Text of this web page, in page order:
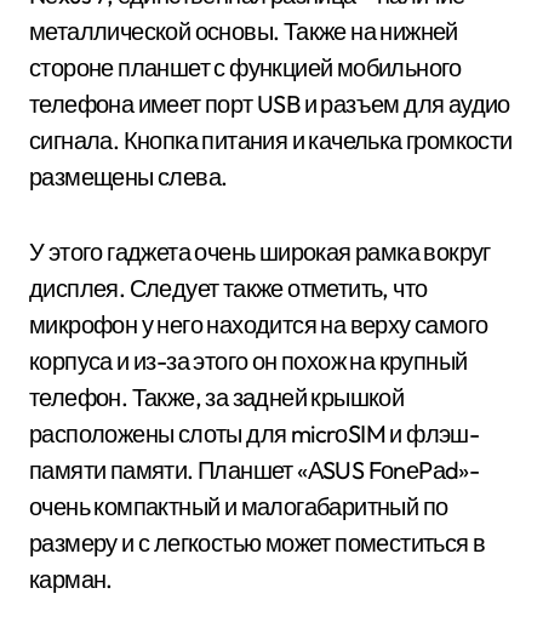
металлической основы. Также на нижней
стороне планшет с функцией мобильного
телефона имеет порт USB и разъем для аудио
сигнала. Кнопка питания и качелька громкости
размещены слева.
У этого гаджета очень широкая рамка вокруг
дисплея. Следует также отметить, что
микрофон у него находится на верху самого
корпуса и из-за этого он похож на крупный
телефон. Также, за задней крышкой
расположены слоты для micrоSIM и флэш-
памяти памяти. Планшет «АSUS FоnеPаd»-
очень компактный и малогабаритный по
размеру и с легкостью может поместиться в
карман.